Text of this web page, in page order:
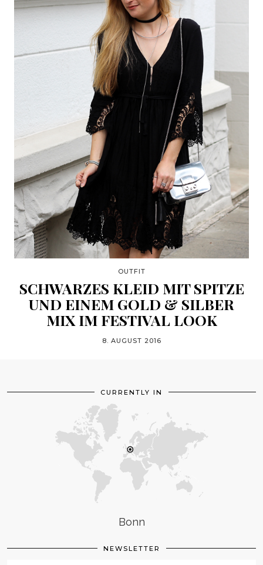
OUTFIT
SCHWARZES KLEID MIT SPITZE
UND EINEM GOLD & SILBER
MIX IM FESTIVAL LOOK
8. AUGUST 2016
CURRENTLY IN
Bonn
NEWSLETTER